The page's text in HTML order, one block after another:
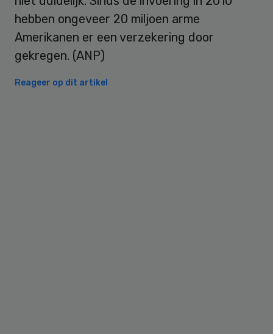
hebben ongeveer 20 miljoen arme
Amerikanen er een verzekering door
gekregen. (ANP)
Reageer op dit artikel